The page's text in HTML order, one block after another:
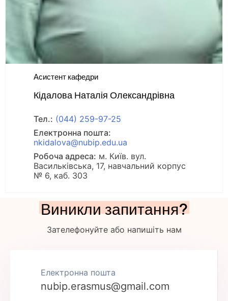
Асистент кафедри
Кідалова Наталія Олександрівна
Тел.: (044) 259-97-25
Електронна пошта:
nkidalova@nubip.edu.ua
Робоча адреса: м. Київ. вул.
Васильківська, 17, навчальний корпус
№ 6, каб. 303
Виникли запитання?
Зателефонуйте або напишіть нам
Електронна пошта
nubip.erasmus@gmail.com